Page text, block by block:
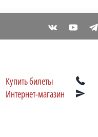
Купить билеты
Интернет-магазин